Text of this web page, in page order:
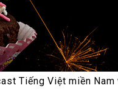
Tiếng Việt miền Nam